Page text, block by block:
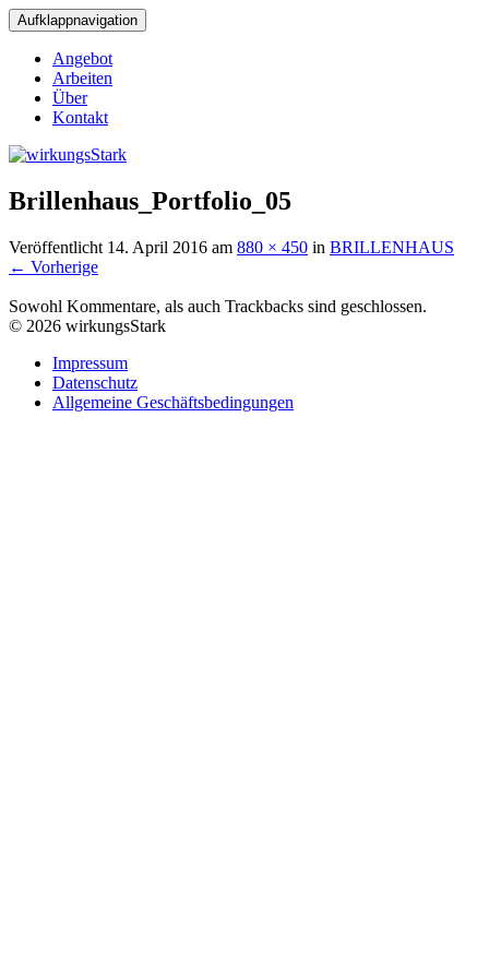
Aufklappnavigation
Angebot
Arbeiten
Über
Kontakt
Brillenhaus_Portfolio_05
Veröffentlicht 14. April 2016 am 880 × 450 in BRILLENHAUS
← Vorherige
Sowohl Kommentare, als auch Trackbacks sind geschlossen.
© 2026 wirkungsStark
Impressum
Datenschutz
Allgemeine Geschäftsbedingungen